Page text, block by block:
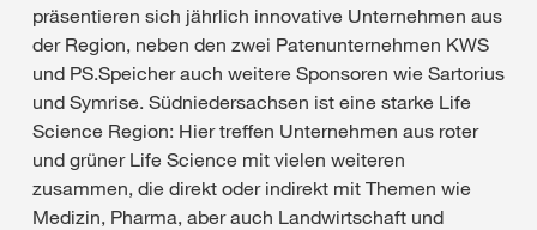
präsentieren sich jährlich innovative Unternehmen aus
der Region, neben den zwei Patenunternehmen KWS
und PS.Speicher auch weitere Sponsoren wie Sartorius
und Symrise. Südniedersachsen ist eine starke Life
Science Region: Hier treffen Unternehmen aus roter
und grüner Life Science mit vielen weiteren
zusammen, die direkt oder indirekt mit Themen wie
Medizin, Pharma, aber auch Landwirtschaft und